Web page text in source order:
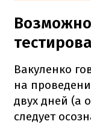
Вакуленко
на
двух дней (а
следует